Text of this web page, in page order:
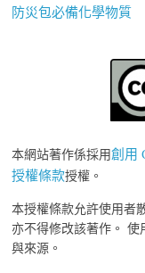
防災包必備化學物質
本網站著作係採用創用
授權條款授權。
本授權條款允許使用者
亦不得修改該著作。 使
與來源。